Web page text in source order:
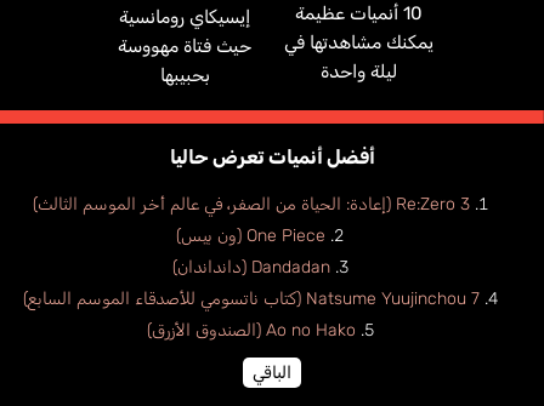
10 أنميات عظيمة
يمكنك مشاهدتها في
ليلة واحدة
إيسيكاي رومانسية
حيث فتاة مهووسة
بحبيبها
أفضل أنميات تعرض حاليا
Re:Zero 3 (إعادة: الحياة من الصفر، في عالم أخر الموسم الثالث)
One Piece (ون بيس)
Dandadan (دانداندان)
Natsume Yuujinchou 7 (كتاب ناتسومي للأصدقاء الموسم السابع)
Ao no Hako (الصندوق الأزرق)
الباقي